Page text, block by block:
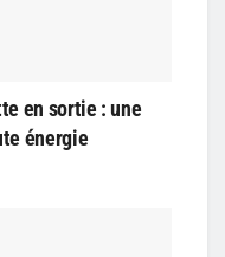
en sortie : une
énergie